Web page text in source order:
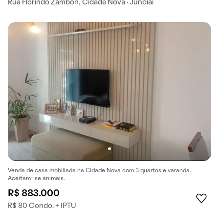
Rua Florindo Zambon, Cidade Nova · Jundiaí
Venda de casa mobiliada na Cidade Nova com 3 quartos e varanda.
Aceitam-se animais.
R$ 883.000
R$ 80 Condo. + IPTU